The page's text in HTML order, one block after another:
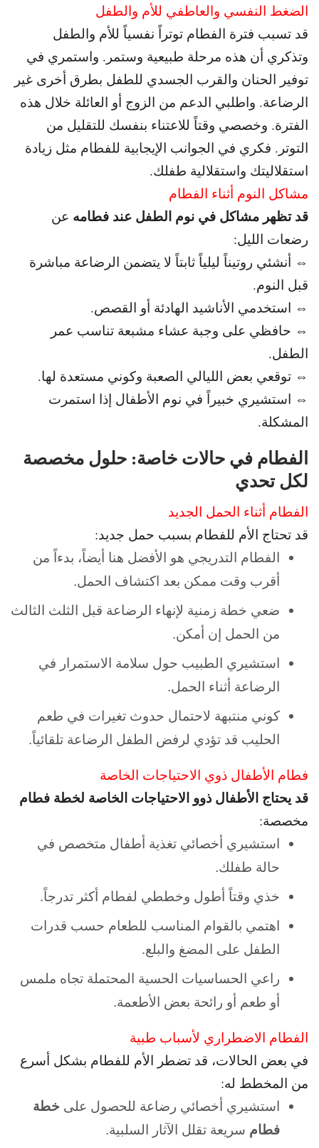
الضغط النفسي والعاطفي للأم والطفل
قد تسبب فترة الفطام توتراً نفسياً للأم والطفل
وتذكري أن هذه مرحلة طبيعية وستمر. واستمري في
توفير الحنان والقرب الجسدي للطفل بطرق أخرى غير
الرضاعة. واطلبي الدعم من الزوج أو العائلة خلال هذه
الفترة. وخصصي وقتاً للاعتناء بنفسك للتقليل من
التوتر. فكري في الجوانب الإيجابية للفطام مثل زيادة
استقلاليتك واستقلالية طفلك.
مشاكل النوم أثناء الفطام
قد تظهر مشاكل في نوم الطفل عند فطامه عن
رضعات الليل:
⇔ أنشئي روتيناً ليلياً ثابتاً لا يتضمن الرضاعة مباشرة
قبل النوم.
⇔ استخدمي الأناشيد الهادئة أو القصص.
⇔ حافظي على وجبة عشاء مشبعة تناسب عمر
الطفل.
⇔ توقعي بعض الليالي الصعبة وكوني مستعدة لها.
⇔ استشيري خبيراً في نوم الأطفال إذا استمرت
المشكلة.
الفطام في حالات خاصة: حلول مخصصة
لكل تحدي
الفطام أثناء الحمل الجديد
قد تحتاج الأم للفطام بسبب حمل جديد:
الفطام التدريجي هو الأفضل هنا أيضاً، بدءاً من
أقرب وقت ممكن بعد اكتشاف الحمل.
ضعي خطة زمنية لإنهاء الرضاعة قبل الثلث الثالث
من الحمل إن أمكن.
استشيري الطبيب حول سلامة الاستمرار في
الرضاعة أثناء الحمل.
كوني منتبهة لاحتمال حدوث تغيرات في طعم
الحليب قد تؤدي لرفض الطفل الرضاعة تلقائياً.
فطام الأطفال ذوي الاحتياجات الخاصة
قد يحتاج الأطفال ذوو الاحتياجات الخاصة لخطة فطام
مخصصة:
استشيري أخصائي تغذية أطفال متخصص في
حالة طفلك.
خذي وقتاً أطول وخططي لفطام أكثر تدرجاً.
اهتمي بالقوام المناسب للطعام حسب قدرات
الطفل على المضغ والبلع.
راعي الحساسيات الحسية المحتملة تجاه ملمس
أو طعم أو رائحة بعض الأطعمة.
الفطام الاضطراري لأسباب طبية
في بعض الحالات، قد تضطر الأم للفطام بشكل أسرع
من المخطط له:
استشيري أخصائي رضاعة للحصول على خطة
فطام سريعة تقلل الآثار السلبية.